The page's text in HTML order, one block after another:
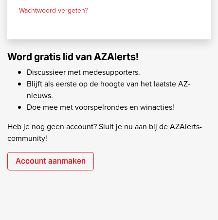
Wachtwoord vergeten?
Word gratis lid van AZAlerts!
Discussieer met medesupporters.
Blijft als eerste op de hoogte van het laatste AZ-
nieuws.
Doe mee met voorspelrondes en winacties!
Heb je nog geen account? Sluit je nu aan bij de AZAlerts-
community!
Account aanmaken